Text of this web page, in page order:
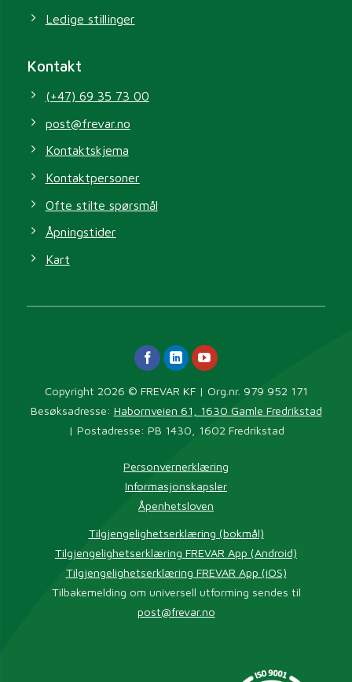
Ledige stillinger
Kontakt
(+47) 69 35 73 00
post@frevar.no
Kontaktskjema
Kontaktpersoner
Ofte stilte spørsmål
Åpningstider
Kart
Copyright 2026 © FREVAR KF | Org.nr. 979 952 171
Besøksadresse: Habornveien 61, 1630 Gamle Fredrikstad
| Postadresse: PB 1430, 1602 Fredrikstad
Personvernerklæring
Informasjonskapsler
Åpenhetsloven
Tilgjengelighetserklæring (bokmål)
Tilgjengelighetserklæring FREVAR App (Android)
Tilgjengelighetserklæring FREVAR App (iOS)
Tilbakemelding om universell utforming sendes til
post@frevar.no